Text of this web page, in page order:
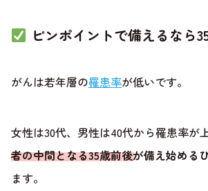
ピンポイントで備えるなら
がんは若年層の罹患率が低いです。
女性は30代、男性は40代から罹患率が
者の中間となる35歳前後が備え始める
ます。